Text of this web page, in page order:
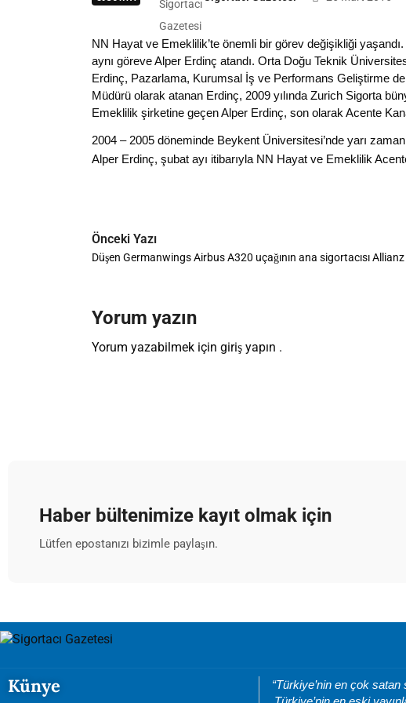
NN Hayat ve Emeklilik’te önemli bir görev değişikliği
aynı göreve Alper Erdinç atandı. Orta Doğu Teknik
Erdinç, Pazarlama, Kurumsal İş ve Performans Geliştirme
Müdürü olarak atanan Erdinç, 2009 yılında Zurich Sigorta
Emeklilik şirketine geçen Alper Erdinç, son olarak Acente
2004 – 2005 döneminde Beykent Üniversitesi’nde yarı
Alper Erdinç, şubat ayı itibarıyla NN Hayat ve Emeklilik
Önceki Yazı
Düşen Germanwings Airbus A320 uçağının ana sigortacısı Allianz
Yorum yazın
Yorum yazabilmek için giriş yapın .
Haber bültenimize kayıt olmak için
Lütfen epostanızı bizimle paylaşın.
Künye
“Türkiye’nin en çok